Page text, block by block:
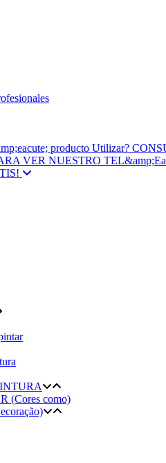
producto Utilizar?
VER NUESTRO
(Cores como)